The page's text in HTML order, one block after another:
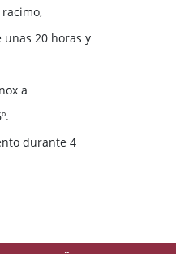
20 horas y
a
durante 4